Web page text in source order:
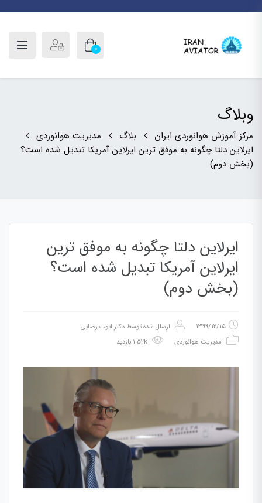
0
وبلاگ
مرکز آموزش هوانوردی ایران بلاگ
مدیریت هوانوردی
ایرلاین دلتا چگونه به موفق ترین ایرلاین آمریکا تبدیل شده است؟
(بخش دوم)
ایرلاین دلتا چگونه به موفق ترین
ایرلاین آمریکا تبدیل شده است؟
(بخش دوم)
1399/12/15 ارسال شده توسط دکتر ایوب رضایی
مدیریت هوانوردی